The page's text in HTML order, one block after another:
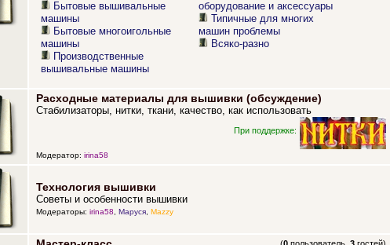
Бытовые вышивальные
машины
Бытовые многоигольные
машины
Производственные
вышивальные машины
оборудование и аксессуары
Типичные для многих
машин проблемы
Всяко-разно
Расходные материалы для вышивки (обсуждение)
Стабилизаторы, нитки, ткани, качество, как использовать
При поддержке:
Модератор: irina58
Технология вышивки
Советы и особенности вышивки
Модераторы: irina58, Маруся, Mazzy